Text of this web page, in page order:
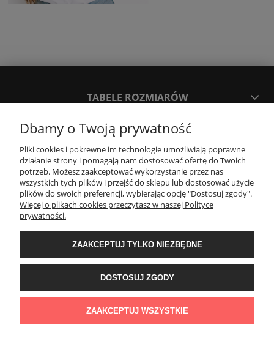
TABELE ROZMIARÓW
SPOSOBY PŁATNOŚCI ORAZ CZAS I KOSZTY DOSTAWY
DOSTAWY
KONTAKT
WYMIANA / ZWROTY / REKLAMACJE
REGULAMINY
Timeforf| ul. SOŁTYKA TADEUSZA 16C /SEGMENT NUMER 6 | 39-
300 Mielec | woj. podkarpackie |tel: 732 220 654pon-pt: 8:00-16:00 | mail:
Dbamy o Twoją prywatność
Pliki cookies i pokrewne im technologie umożliwiają poprawne
działanie strony i pomagają nam dostosować ofertę do Twoich
potrzeb. Możesz zaakceptować wykorzystanie przez nas
wszystkich tych plików i przejść do sklepu lub dostosować użycie
plików do swoich preferencji, wybierając opcję "Dostosuj zgody".
Więcej o plikach cookies przeczytasz w naszej Polityce
prywatności.
ZAAKCEPTUJ TYLKO NIEZBĘDNE
DOSTOSUJ ZGODY
ZAAKCEPTUJ WSZYSTKIE